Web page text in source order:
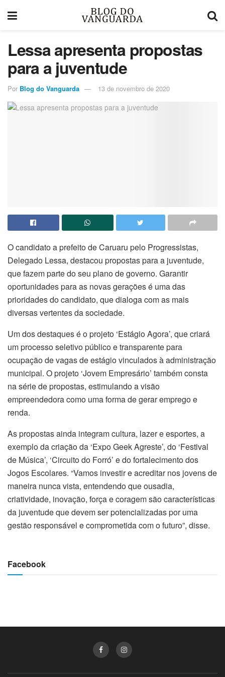
Lessa apresenta propostas
para a juventude
Por Blog do Vanguarda 13 de novembro de 2020
O candidato a prefeito de Caruaru pelo Progressistas,
Delegado Lessa, destacou propostas para a juventude,
que fazem parte do seu plano de governo. Garantir
oportunidades para as novas gerações é uma das
prioridades do candidato, que dialoga com as mais
diversas vertentes da sociedade.
Um dos destaques é o projeto ‘Estágio Agora’, que criará
um processo seletivo público e transparente para
ocupação de vagas de estágio vinculados à administração
municipal. O projeto ‘Jovem Empresário’ também consta
na série de propostas, estimulando a visão
empreendedora como uma forma de gerar emprego e
renda.
As propostas ainda integram cultura, lazer e esportes, a
exemplo da criação da ‘Expo Geek Agreste’, do ‘Festival
de Música’, ‘Circuito do Forró’ e do fortalecimento dos
Jogos Escolares. “Vamos investir e acreditar nos jovens de
maneira nunca vista, entendendo que ousadia,
criatividade, inovação, força e coragem são características
da juventude que devem ser potencializadas por uma
gestão responsável e comprometida com o futuro”, disse.
Facebook